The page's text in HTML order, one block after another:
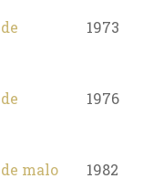
1973
1976
malo 1982